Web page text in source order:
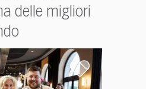
delle migliori